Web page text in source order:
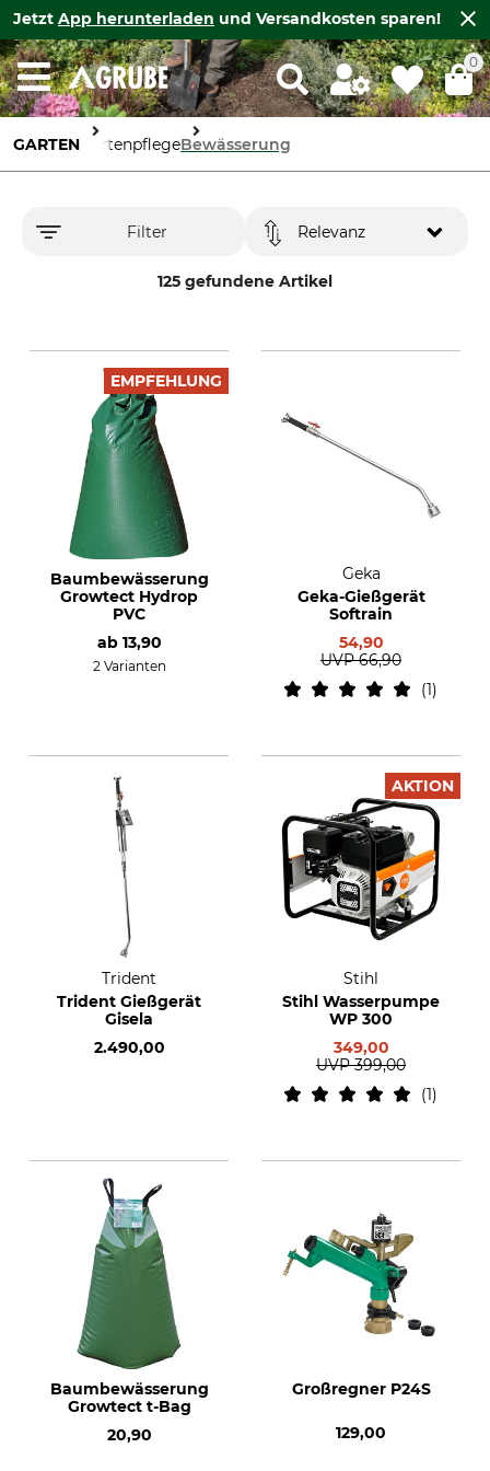
Jetzt App herunterladen und Versandkosten sparen!
0
GARTEN GartenpflegeBewässerung
Filter
125 gefundene Artikel
Relevanz
EMPFEHLUNG
Baumbewässerung
Growtect Hydrop
PVC
ab 13,90
2 Varianten
Geka
Geka-Gießgerät
Softrain
54,90
UVP 66,90
1
Trident
Trident Gießgerät
Gisela
2.490,00
AKTION
Stihl
Stihl Wasserpumpe
WP 300
349,00
UVP 399,00
1
Baumbewässerung
Growtect t-Bag
20,90
Großregner P24S
129,00